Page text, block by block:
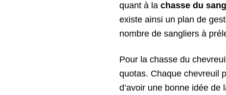
quant à la chasse du
existe ainsi un plan de
nombre de sangliers à
Pour la chasse du
quotas. Chaque chevreuil
d’avoir une bonne idée